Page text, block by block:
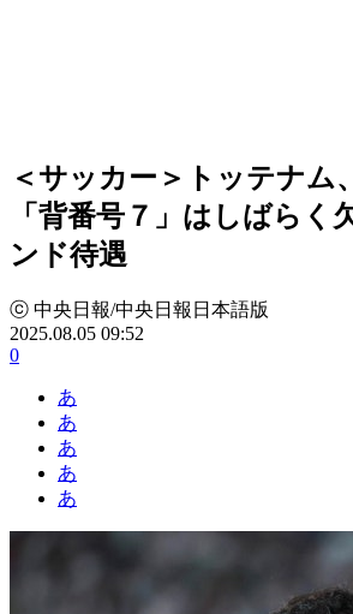
＜サッカー＞トッテナム
「背番号７」はしばら
ンド待遇
ⓒ 中央日報/中央日報日本語版
2025.08.05 09:52
0
あ
あ
あ
あ
あ